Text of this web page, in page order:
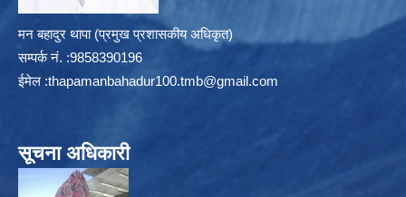
मन बहादुर थापा (प्रमुख प्रशासकीय अधिकृत)
सम्पर्क न‌ं. :9858390196
ईमेल :thapamanbahadur100.tmb@gmail.com
सूचना अधिकारी